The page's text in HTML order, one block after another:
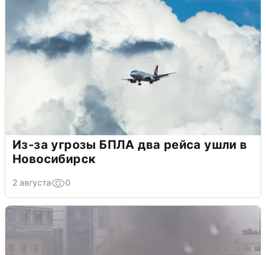
Из-за угрозы БПЛА два рейса ушли в
Новосибирск
2 августа 0